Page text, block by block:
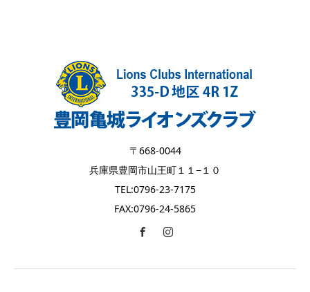
〒668-0044
兵庫県豊岡市山王町１１−１０
TEL:0796-23-7175
FAX:0796-24-5865